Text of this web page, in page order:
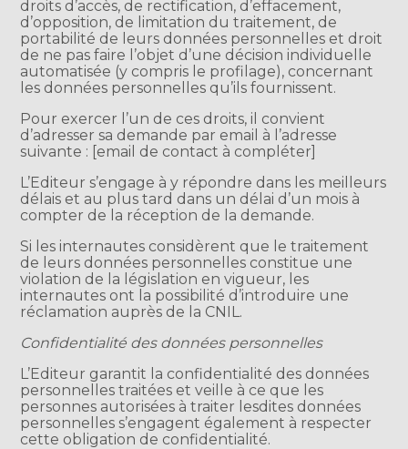
droits d’accès, de rectification, d’effacement,
d’opposition, de limitation du traitement, de
portabilité de leurs données personnelles et droit
de ne pas faire l’objet d’une décision individuelle
automatisée (y compris le profilage), concernant
les données personnelles qu’ils fournissent.
Pour exercer l’un de ces droits, il convient
d’adresser sa demande par email à l’adresse
suivante : [email de contact à compléter]
L’Editeur s’engage à y répondre dans les meilleurs
délais et au plus tard dans un délai d’un mois à
compter de la réception de la demande.
Si les internautes considèrent que le traitement
de leurs données personnelles constitue une
violation de la législation en vigueur, les
internautes ont la possibilité d’introduire une
réclamation auprès de la CNIL.
Confidentialité des données personnelles
L’Editeur garantit la confidentialité des données
personnelles traitées et veille à ce que les
personnes autorisées à traiter lesdites données
personnelles s’engagent également à respecter
cette obligation de confidentialité.